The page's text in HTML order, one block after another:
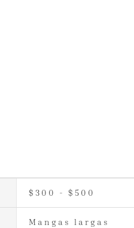
$300 - $500
Mangas largas